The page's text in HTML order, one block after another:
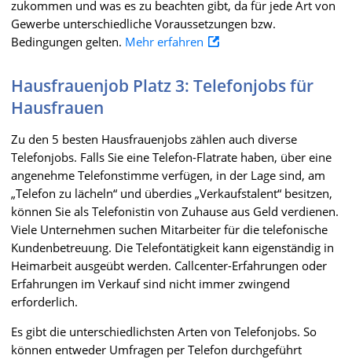
zukommen und was es zu beachten gibt, da für jede Art von
Gewerbe unterschiedliche Voraussetzungen bzw.
Bedingungen gelten. Mehr erfahren
Hausfrauenjob Platz 3: Telefonjobs für
Hausfrauen
Zu den 5 besten Hausfrauenjobs zählen auch diverse
Telefonjobs. Falls Sie eine Telefon-Flatrate haben, über eine
angenehme Telefonstimme verfügen, in der Lage sind, am
„Telefon zu lächeln“ und überdies „Verkaufstalent“ besitzen,
können Sie als Telefonistin von Zuhause aus Geld verdienen.
Viele Unternehmen suchen Mitarbeiter für die telefonische
Kundenbetreuung. Die Telefontätigkeit kann eigenständig in
Heimarbeit ausgeübt werden. Callcenter-Erfahrungen oder
Erfahrungen im Verkauf sind nicht immer zwingend
erforderlich.
Es gibt die unterschiedlichsten Arten von Telefonjobs. So
können entweder Umfragen per Telefon durchgeführt